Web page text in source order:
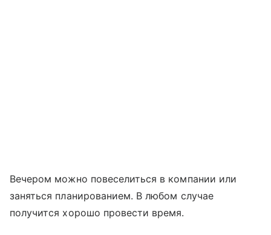
Вечером можно повеселиться в компании или
заняться планированием. В любом случае
получится хорошо провести время.